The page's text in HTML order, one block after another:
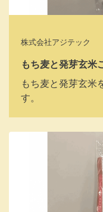
株式会社アジテック
もち麦と発芽玄米
もち麦と発芽玄米
す。